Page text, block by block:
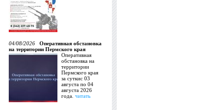
04/08/2026
Оперативная обстановка
на территории Пермского края
Оперативная
обстановка на
территории
Пермского края
за суткис 03
августа по 04
августа 2026
года. читать